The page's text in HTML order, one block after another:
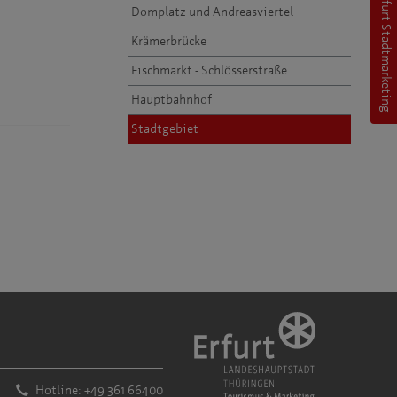
Domplatz und Andreasviertel
Krämerbrücke
Fischmarkt - Schlösserstraße
Hauptbahnhof
Stadtgebiet
Hotline: +49 361 66400
Erfurt Stadtmarketing